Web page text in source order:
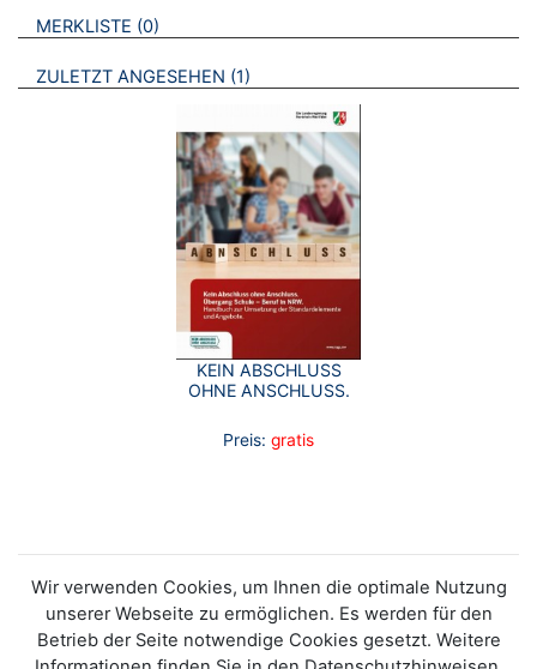
VERWEISE AUF VERMERKTE- ODER ZULETZT ANGESEHENE
MERKLISTE 0 BROSCHÜREN
ZULETZT ANGESEHEN 1 BROSCHÜREN
KEIN ABSCHLUSS
OHNE ANSCHLUSS.
Preis: gratis
Wir verwenden Cookies, um Ihnen die optimale Nutzung
unserer Webseite zu ermöglichen. Es werden für den
Betrieb der Seite notwendige Cookies gesetzt. Weitere